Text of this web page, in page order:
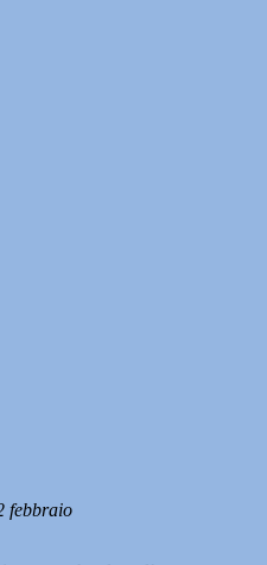
febbraio